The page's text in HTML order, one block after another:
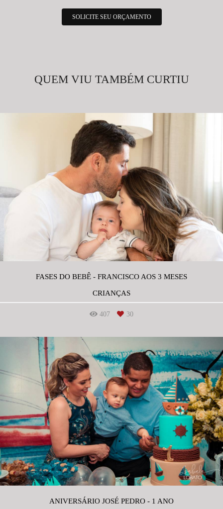
SOLICITE SEU ORÇAMENTO
QUEM VIU TAMBÉM CURTIU
FASES DO BEBÊ - FRANCISCO AOS 3 MESES
CRIANÇAS
407 30
ANIVERSÁRIO JOSÉ PEDRO - 1 ANO